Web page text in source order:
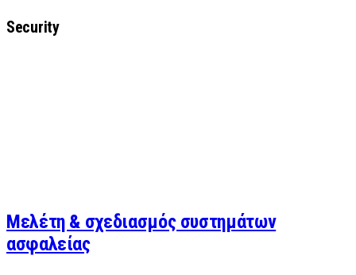
Security
Μελέτη & σχεδιασμός συστημάτων
ασφαλείας